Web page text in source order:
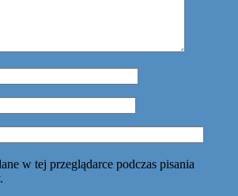
w tej przeglądarce podczas pisania